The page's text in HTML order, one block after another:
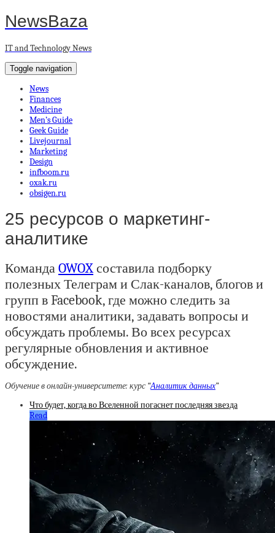
NewsBaza
IT and Technology News
Toggle navigation
News
Finances
Medicine
Men’s Guide
Geek Guide
Livejournal
Marketing
Design
infboom.ru
oxak.ru
obsigen.ru
25 ресурсов о маркетинг-
аналитике
КомандаOWOXсоставила подборку
полезных Телеграм и Слак-каналов, блогов и
групп в Facebook, где можно следить за
новостями аналитики, задавать вопросы и
обсуждать проблемы. Во всех ресурсах
регулярные обновления и активное
обсуждение.
Обучение в онлайн-университете: курс “Аналитик данных”
Что будет, когда во Вселенной погаснет последняя звезда
Read